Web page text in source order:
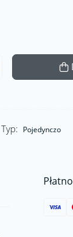
Typ: Pojedynczo